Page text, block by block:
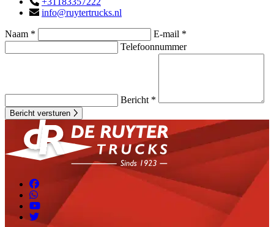
info@ruytertrucks.nl
Naam *
E-mail *
Telefoonnummer
Bericht *
Bericht versturen